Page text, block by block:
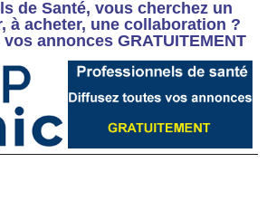
de Santé, vous cherchez un
à acheter, une collaboration ?
annonces GRATUITEMENT